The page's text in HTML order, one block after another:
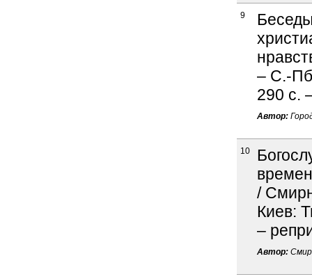
9
– С.-
290 с.
Автор:
10
/
Киев:
–
Автор: